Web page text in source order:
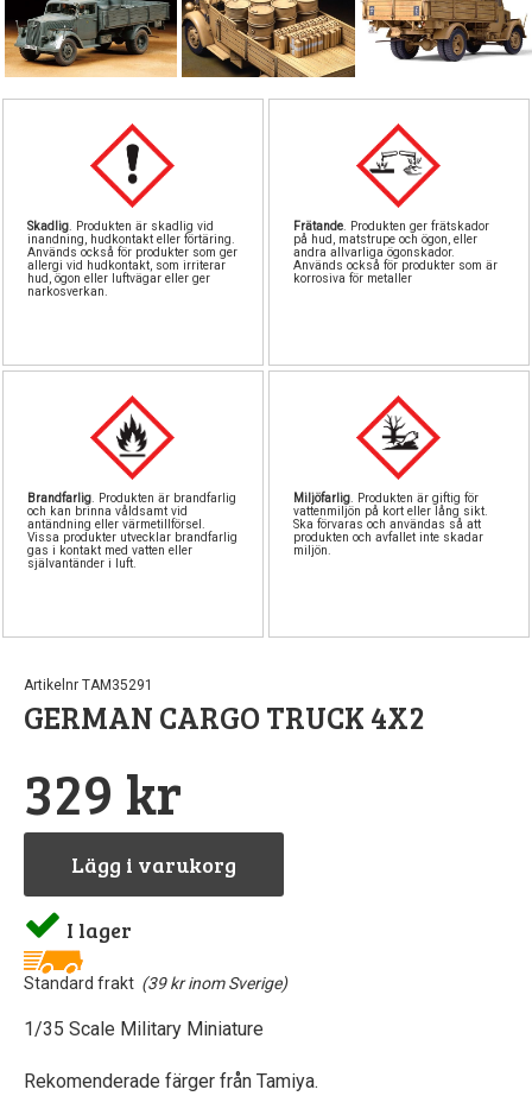
North
Pipetter &
Skadlig . Produkten är skadlig vid
inandning, hudkontakt eller förtäring.
Används också för produkter som ger
allergi vid hudkontakt, som irriterar
hud, ögon eller luftvägar eller ger
narkosverkan.
Frätande . Produkten ger frätskador
på hud, matstrupe och ögon, eller
andra allvarliga ögonskador.
Används också för produkter som är
korrosiva för metaller
Brandfarlig. Produkten är brandfarlig
och kan brinna våldsamt vid
antändning eller värmetillförsel.
Vissa produkter utvecklar brandfarlig
gas i kontakt med vatten eller
självantänder i luft.
Miljöfarlig. Produkten är giftig för
vattenmiljön på kort eller lång sikt.
Ska förvaras och användas så att
produkten och avfallet inte skadar
miljön.
Artikelnr TAM35291
GERMAN CARGO TRUCK 4X2
329 kr
Lägg i varukorg
I lager
Standard frakt (39 kr inom Sverige)
1/35 Scale Military Miniature
Rekomenderade färger från Tamiya.